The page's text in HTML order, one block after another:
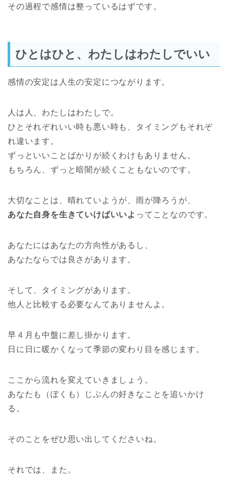
その過程で感情は整っているはずです。
ひとはひと、わたしはわたしでいい
感情の安定は人生の安定につながります。
人は人、わたしはわたしで。
ひとそれぞれいい時も悪い時も、タイミングもそれぞ
れ違います。
ずっといいことばかりが続くわけもありません。
もちろん、ずっと暗闇が続くこともないのです。
大切なことは、晴れていようが、雨が降ろうが、
あなた自身を生きていけばいいよ ってことなのです。
あなたにはあなたの方向性があるし、
あなたならでは良さがあります。
そして、タイミングがあります。
他人と比較する必要なんてありませんよ。
早４月も中盤に差し掛かります。
日に日に暖かくなって季節の変わり目を感じます。
ここから流れを変えていきましょう。
あなたも（ぼくも）じぶんの好きなことを追いかけ
る。
そのことをぜひ思い出してくださいね。
それでは、また。